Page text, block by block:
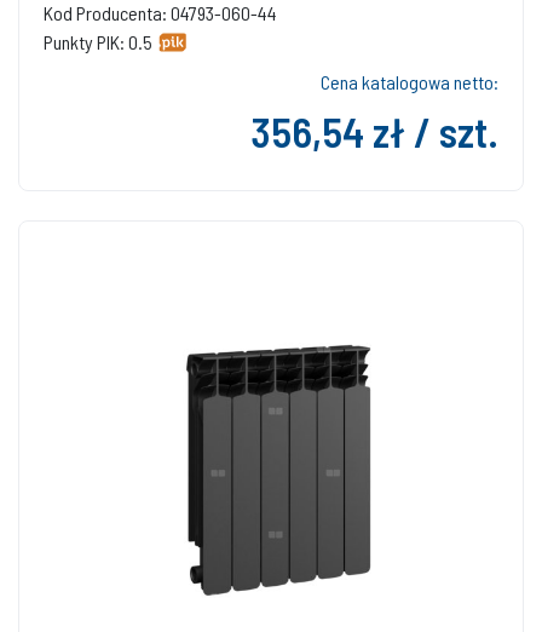
Kod Producenta: 04793-060-44
Punkty PIK: 0.5
Cena katalogowa netto:
356,54 zł / szt.